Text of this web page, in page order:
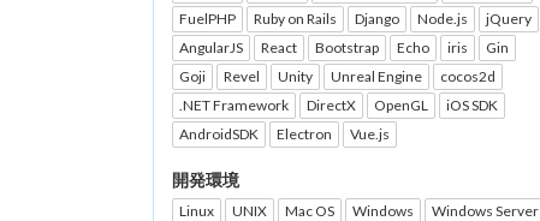
FuelPHP
Ruby on Rails Django Node.js
jQuery
AngularJS
React Bootstrap Echo iris
Gin
Goji
Revel Unity Unreal Engine
cocos2d
.NET Framework
DirectX OpenGL
iOS SDK
AndroidSDK
Electron Vue.js
開発環境
Linux UNIX Mac OS Windows
Windows Server